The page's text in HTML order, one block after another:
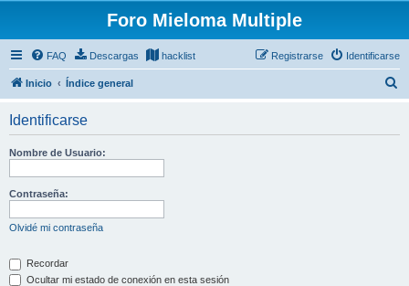
Foro Mieloma Multiple
FAQ Descargas hacklist Identificarse
Registrarse
Inicio Índice general
Identificarse
Nombre de Usuario:
Contraseña:
Olvidé mi contraseña
Recordar
Ocultar mi estado de conexión en esta sesión